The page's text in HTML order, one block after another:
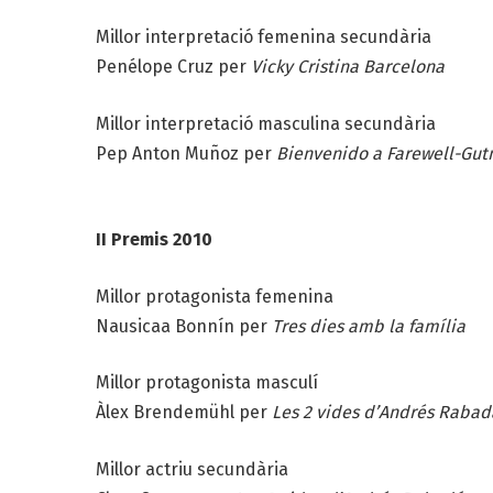
Millor interpretació femenina secundària
Penélope Cruz per Vicky Cristina Barcelona
Millor interpretació masculina secundària
Pep Anton Muñoz per Bienvenido a Farewell-
II Premis 2010
Millor protagonista femenina
Nausicaa Bonnín per Tres dies amb la família
Millor protagonista masculí
Àlex Brendemühl per Les 2 vides d’Andrés
Millor actriu secundària